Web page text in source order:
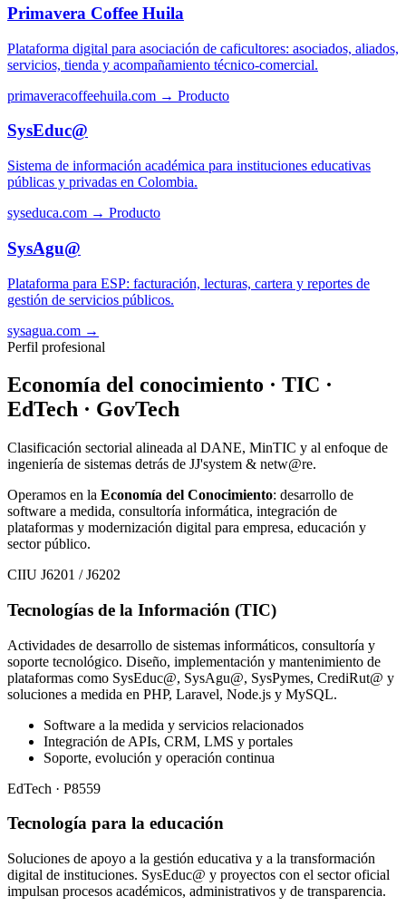
Primavera Coffee Huila
Plataforma digital para asociación de caficultores: asociados, aliados,
servicios, tienda y acompañamiento técnico-comercial.
primaveracoffeehuila.com → Producto
SysEduc@
Sistema de información académica para instituciones educativas
públicas y privadas en Colombia.
syseduca.com → Producto
SysAgu@
Plataforma para ESP: facturación, lecturas, cartera y reportes de
gestión de servicios públicos.
sysagua.com →
Perfil profesional
Economía del conocimiento · TIC ·
EdTech · GovTech
Clasificación sectorial alineada al DANE, MinTIC y al enfoque de
ingeniería de sistemas detrás de JJ'system & netw@re.
Operamos en la Economía del Conocimiento: desarrollo de
software a medida, consultoría informática, integración de
plataformas y modernización digital para empresa, educación y
sector público.
CIIU J6201 / J6202
Tecnologías de la Información (TIC)
Actividades de desarrollo de sistemas informáticos, consultoría y
soporte tecnológico. Diseño, implementación y mantenimiento de
plataformas como SysEduc@, SysAgu@, SysPymes, CrediRut@ y
soluciones a medida en PHP, Laravel, Node.js y MySQL.
Software a la medida y servicios relacionados
Integración de APIs, CRM, LMS y portales
Soporte, evolución y operación continua
EdTech · P8559
Tecnología para la educación
Soluciones de apoyo a la gestión educativa y a la transformación
digital de instituciones. SysEduc@ y proyectos con el sector oficial
impulsan procesos académicos, administrativos y de transparencia.